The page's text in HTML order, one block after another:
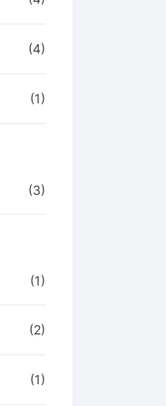
(4)
(1)
(3)
(1)
(2)
(1)